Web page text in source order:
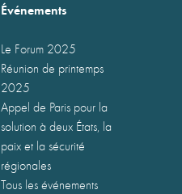
Événements
Le Forum 2025
Réunion de printemps
2025
Appel de Paris pour la
solution à deux États, la
paix et la sécurité
régionales
Tous les événements